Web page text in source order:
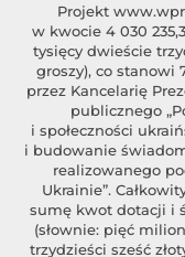
Projekt
w kwocie 4 030
tysięcy dwieście
groszy), co stanowi
przez Kancelarię
publicznego
i społeczności
i budowanie
realizowanego
Ukrainie”.
sumę kwot dotacji i
(słownie: pięć
trzydzieści sześć